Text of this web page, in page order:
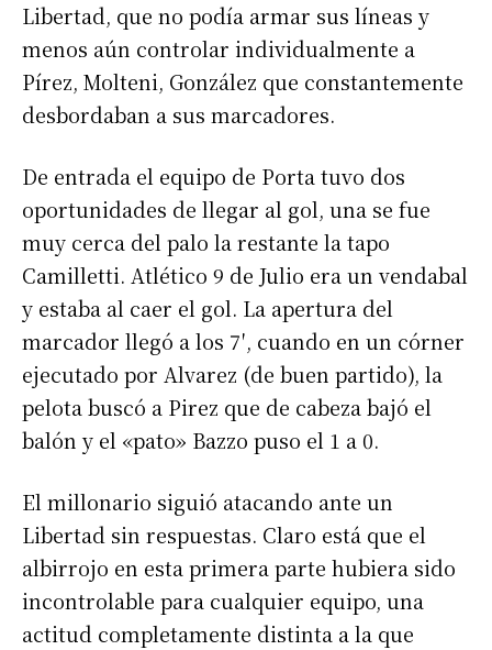
Libertad, que no podía armar sus líneas y
menos aún controlar individualmente a
Pírez, Molteni, González que constantemente
desbordaban a sus marcadores.
De entrada el equipo de Porta tuvo dos
oportunidades de llegar al gol, una se fue
muy cerca del palo la restante la tapo
Camilletti. Atlético 9 de Julio era un vendabal
y estaba al caer el gol. La apertura del
marcador llegó a los 7′, cuando en un córner
ejecutado por Alvarez (de buen partido), la
pelota buscó a Pirez que de cabeza bajó el
balón y el «pato» Bazzo puso el 1 a 0.
El millonario siguió atacando ante un
Libertad sin respuestas. Claro está que el
albirrojo en esta primera parte hubiera sido
incontrolable para cualquier equipo, una
actitud completamente distinta a la que